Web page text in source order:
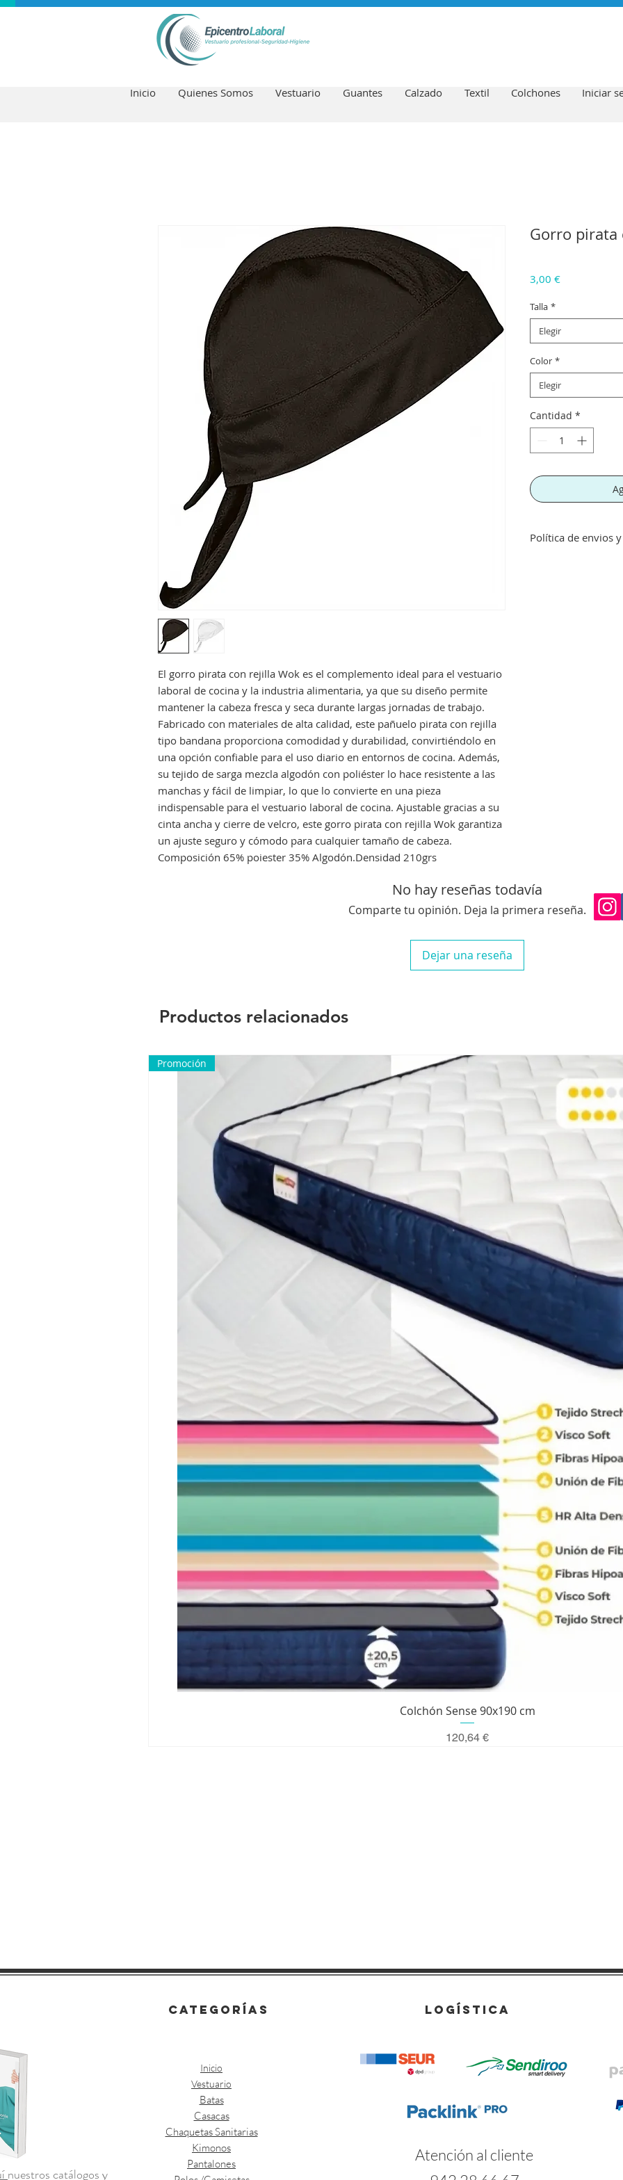
Inicio Quienes Somos Vestuario Guantes Calzado Textil Colchones Iniciar
El gorro pirata con rejilla Wok es el complemento ideal para el vestuario
laboral de cocina y la industria alimentaria, ya que su diseño permite
mantener la cabeza fresca y seca durante largas jornadas de trabajo.
Fabricado con materiales de alta calidad, este pañuelo pirata con rejilla
tipo bandana proporciona comodidad y durabilidad, convirtiéndolo en
una opción confiable para el uso diario en entornos de cocina. Además,
su tejido de sarga mezcla algodón con poliéster lo hace resistente a las
manchas y fácil de limpiar, lo que lo convierte en una pieza
indispensable para el vestuario laboral de cocina. Ajustable gracias a su
cinta ancha y cierre de velcro, este gorro pirata con rejilla Wok garantiza
un ajuste seguro y cómodo para cualquier tamaño de cabeza.
Composición 65% poiester 35% Algodón.Densidad 210grs
Gorro pirata
3,00 €Precio
Talla *
Elegir
Color *
Elegir
Cantidad *
Política de envios
No hay reseñas todavía
Comparte tu opinión. Deja la primera reseña.
Dejar una reseña
Productos relacionados
Vista rápida
Promoción
Colchón Sense 90x190 cm
Precio
120,64 €
categorías
nuestros catálogos y
Inicio
Vestuario
Batas
Casacas
Chaquetas Sanitarias
Kimonos
Pantalones
LOGÍSTICA
Atención al cliente